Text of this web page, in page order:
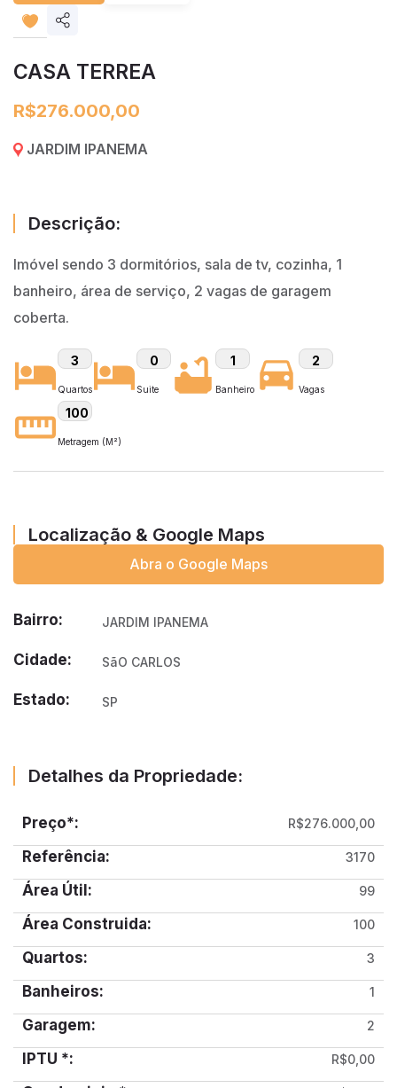
listingShare
CASA TERREA
R$276.000,00
JARDIM IPANEMA
Descrição:
Imóvel sendo 3 dormitórios, sala de tv, cozinha, 1
banheiro, área de serviço, 2 vagas de garagem
coberta.
3
Quartos
0
Suite
1
Banheiro
2
Vagas
100
Metragem (M²)
Localização & Google Maps
Abra o Google Maps
Bairro: JARDIM IPANEMA
Cidade: SãO CARLOS
Estado: SP
Detalhes da Propriedade:
Preço*: R$276.000,00
Referência: 3170
Área Útil: 99
Área Construida: 100
Quartos: 3
Banheiros: 1
Garagem: 2
IPTU *: R$0,00